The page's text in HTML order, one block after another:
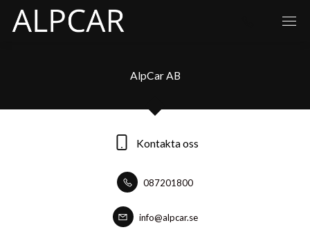
AlpCar AB
Kontakta oss
087201800
info@alpcar.se